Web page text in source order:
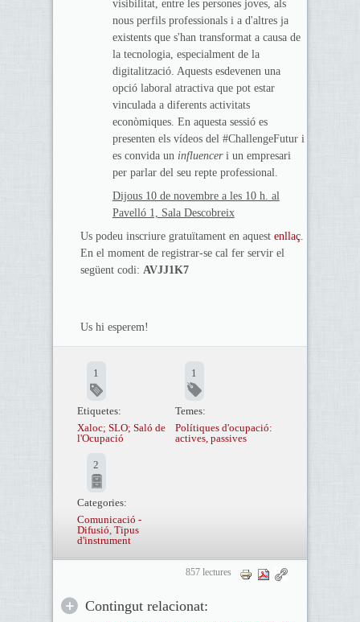
visibilitat, entre les persones joves, als
nous perfils professionals i a d'altres ja
existents que s'han transformat a causa de
la tecnologia, especialment de la
digitalització. Aquests esdevenen una
opció laboral atractiva que pot estar
vinculada a diferents activitats
econòmiques. En aquesta sessió es
presenten els vídeos del #ChallengeFutur i
es convida un influenceri un empresari
per parlar del seu repte professional.
Dijous 10 de novembre a les 10 h. al
Pavelló 1, Sala Descobreix
Us podeu inscriure gratuïtament en aquest enllaç.
En el moment de registrar-se cal fer servir el
següent codi: AVJJ1K7
Us hi esperem!
1
Etiquetes:
Xaloc; SLO; Saló de
l'Ocupació
1
Temes:
Polítiques d'ocupació:
actives, passives
2
Categories:
Comunicació -
Difusió Tipus
d'instrument
857 lectures
Contingut relacionat: